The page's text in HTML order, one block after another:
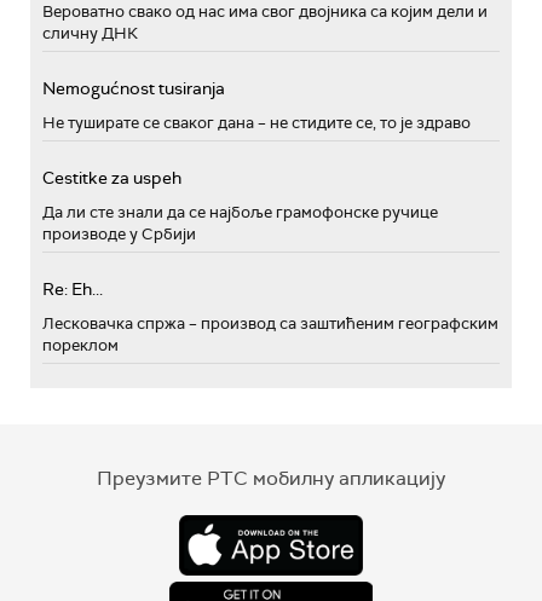
Вероватно свако од нас има свог двојника са којим дели и
сличну ДНК
Nemogućnost tusiranja
Не туширате се сваког дана – не стидите се, то је здраво
Cestitke za uspeh
Да ли сте знали да се најбоље грамофонске ручице
производе у Србији
Re: Eh...
Лесковачка спржа – производ са заштићеним географским
пореклом
Преузмите РТС мобилну апликацију